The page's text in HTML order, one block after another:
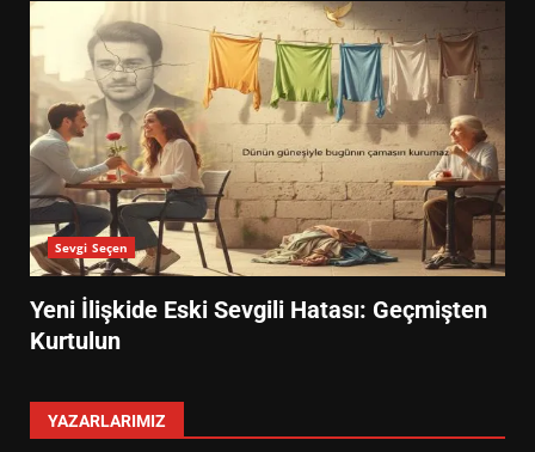
Sevgi Seçen
Yeni İlişkide Eski Sevgili Hatası: Geçmişten
Kurtulun
YAZARLARIMIZ